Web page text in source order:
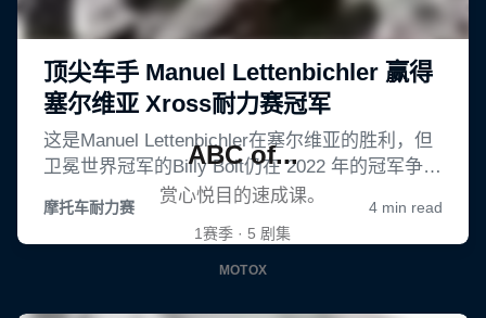
ABC of...
赏心悦目的速成课。
1赛季 · 5 剧集
MOTOX